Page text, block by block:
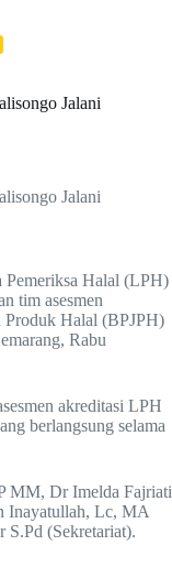
Jalani
Jalani
Pemeriksa Halal (LPH)
tim asesmen
Produk Halal (BPJPH)
Rabu
akreditasi LPH
berlangsung selama
MM, Dr Imelda Fajriati
Inayatullah, Lc, MA
S.Pd (Sekretariat).